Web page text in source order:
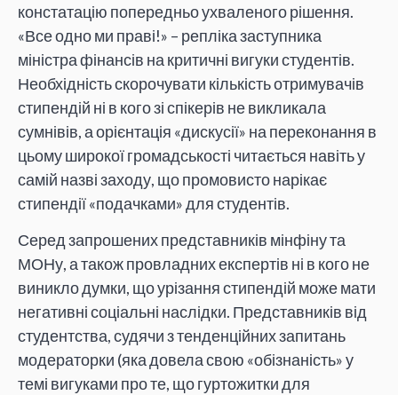
констатацію попередньо ухваленого рішення.
«Все одно ми праві!» – репліка заступника
міністра фінансів на критичні вигуки студентів.
Необхідність скорочувати кількість отримувачів
стипендій ні в кого зі спікерів не викликала
сумнівів, а орієнтація «дискусії» на переконання в
цьому широкої громадськості читається навіть у
самій назві заходу, що промовисто нарікає
стипендії «подачками» для студентів.
Серед запрошених представників мінфіну та
МОНу, а також провладних експертів ні в кого не
виникло думки, що урізання стипендій може мати
негативні соціальні наслідки. Представників від
студентства, судячи з тенденційних запитань
модераторки (яка довела свою «обізнаність» у
темі вигуками про те, що гуртожитки для